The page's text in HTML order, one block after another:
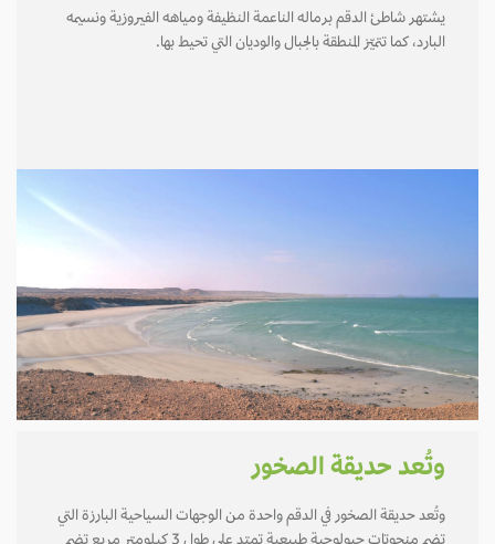
يشتهر شاطئ الدقم برماله الناعمة النظيفة ومياهه الفيروزية ونسيمه
البارد، كما تتميّز المنطقة بالجبال والوديان التي تحيط بها.
وتُعد حديقة الصخور
وتُعد حديقة الصخور في الدقم واحدة من الوجهات السياحية البارزة التي